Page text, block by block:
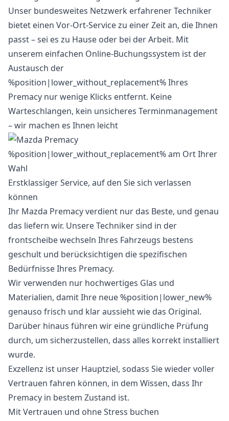
Unser bundesweites Netzwerk erfahrener Techniker
bietet einen Vor-Ort-Service zu einer Zeit an, die Ihnen
passt – sei es zu Hause oder bei der Arbeit. Mit
unserem einfachen Online-Buchungssystem ist der
Austausch der
%position|lower_without_replacement% Ihres
Premacy nur wenige Klicks entfernt. Keine
Warteschlangen, kein unsicheres Terminmanagement
– wir machen es Ihnen leicht
Erstklassiger Service, auf den Sie sich verlassen
können
Ihr Mazda Premacy verdient nur das Beste, und genau
das liefern wir. Unsere Techniker sind in der
frontscheibe wechseln Ihres Fahrzeugs bestens
geschult und berücksichtigen die spezifischen
Bedürfnisse Ihres Premacy.
Wir verwenden nur hochwertiges Glas und
Materialien, damit Ihre neue %position|lower_new%
genauso frisch und klar aussieht wie das Original.
Darüber hinaus führen wir eine gründliche Prüfung
durch, um sicherzustellen, dass alles korrekt installiert
wurde.
Exzellenz ist unser Hauptziel, sodass Sie wieder voller
Vertrauen fahren können, in dem Wissen, dass Ihr
Premacy in bestem Zustand ist.
Mit Vertrauen und ohne Stress buchen